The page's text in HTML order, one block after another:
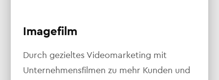
Imagefilm
Durch gezieltes Videomarketing mit
Unternehmensfilmen zu mehr Kunden und